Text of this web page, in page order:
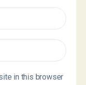
in this browser